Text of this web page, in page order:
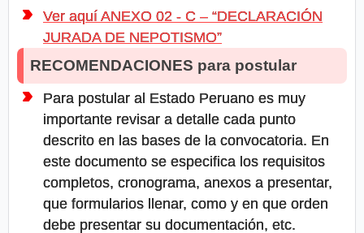
Ver aquí ANEXO 02 - C – “DECLARACIÓN
JURADA DE NEPOTISMO”
RECOMENDACIONES para postular
Para postular al Estado Peruano es muy
importante revisar a detalle cada punto
descrito en las bases de la convocatoria. En
este documento se especifica los requisitos
completos, cronograma, anexos a presentar,
que formularios llenar, como y en que orden
debe presentar su documentación, etc.